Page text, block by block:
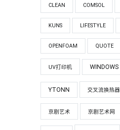
CLEAN COMSOL
KUNS LIFESTYLE
OPENFOAM QUOTE
UV打印机 WINDOWS
YTONN 交叉流换热器
京剧艺术 京剧艺术网